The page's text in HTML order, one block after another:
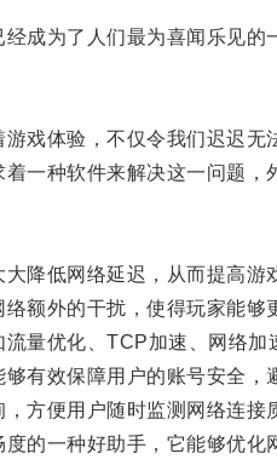
为了人们最为喜闻乐见的
体验，不仅令我们迟迟无
种软件来解决这一问题，
低网络延迟，从而提高游
外的干扰，使得玩家能够
优化、TCP加速、网络加
效保障用户的账号安全，
便用户随时监测网络连接
一种好助手，它能够优化